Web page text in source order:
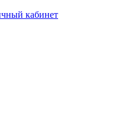
кабинет